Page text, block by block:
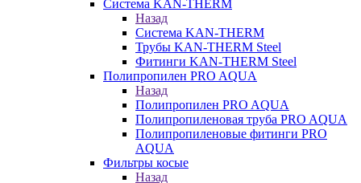
Система KAN-THERM
Назад
Система KAN-THERM
Трубы KAN-THERM Steel
Фитинги KAN-THERM Steel
Полипропилен PRO AQUA
Назад
Полипропилен PRO AQUA
Полипропиленовая труба PRO AQUA
Полипропиленовые фитинги PRO
AQUA
Фильтры косые
Назад